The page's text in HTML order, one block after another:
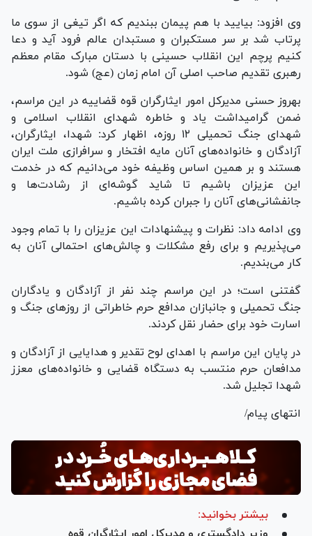
وی افزود: بیایید با هم پیمان ببندیم که اگر تیغی از سوی ما
پرتاب شد بر سر مستکبران و مستبدان عالم فرود آید و دعا
کنیم پرچم این انقلاب حسینی با دستان مبارک مقام معظم
رهبری تقدیم صاحب اصلی آن امام زمان (عج) شود.
بهروز حسنی مدیرکل امور ایثارگران قوه قضاییه در این مراسم،
ضمن گرامیداشت یاد و خاطره شهدای انقلاب اسلامی و
شهدای جنگ تحمیلی ۱۲ روزه، اظهار کرد: شهدا، ایثارگران،
آزادگان و خانواده‌های آنان مایه افتخار و سرافرازی ملت ایران
هستند و بر همین اساس وظیفه خود می‌دانیم که در خدمت
این عزیزان باشیم تا شاید گوشه‌ای از رشادت‌ها و
جانفشانی‌های آنان را جبران کرده باشیم.
وی ادامه داد: نظرات و پیشنهادات این عزیزان را با تمام وجود
می‌پذیریم و برای رفع مشکلات و چالش‌های احتمالی آنان به
کار می‌بندیم.
گفتنی است؛ در این مراسم چند نفر از آزادگان و یادگاران
جنگ تحمیلی و جانبازان مدافع حرم خاطراتی از روز‌های جنگ و
اسارت خود برای حضار نقل کردند.
در پایان این مراسم با اهدای لوح تقدیر و هدایایی از آزادگان و
مدافعان حرم منتسب به دستگاه قضایی و خانواده‌های معزز
شهدا تجلیل شد.
انتهای پیام/
بیشتر بخوانید: